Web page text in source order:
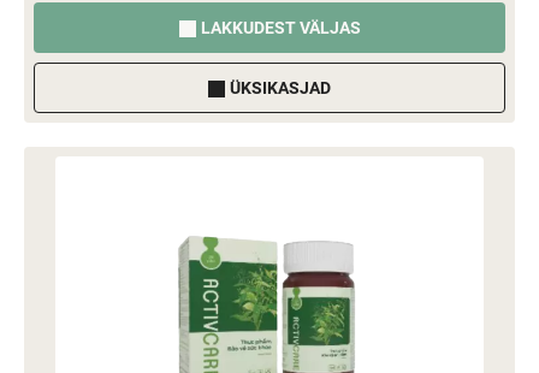
LAKKUDEST VÄLJAS
ÜKSIKASJAD